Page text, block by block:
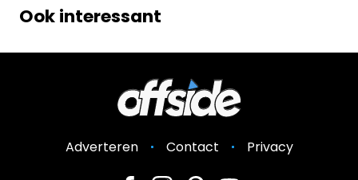
Ook interessant
Adverteren Contact Privacy